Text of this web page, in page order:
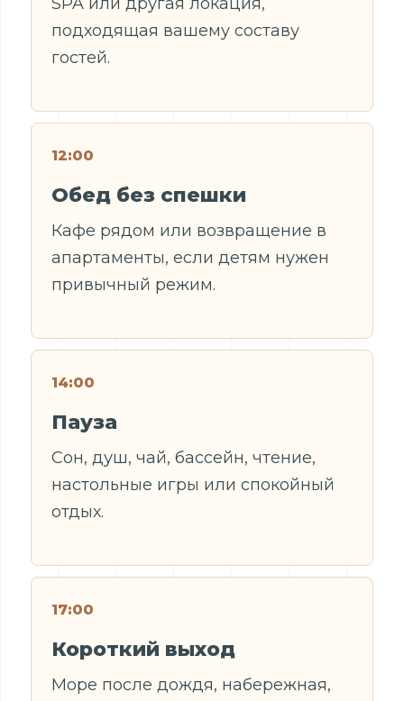
подходящая вашему составу
гостей.
12:00
Обед без спешки
Кафе рядом или возвращение в
апартаменты, если детям нужен
привычный режим.
14:00
Пауза
Сон, душ, чай, бассейн, чтение,
настольные игры или спокойный
отдых.
17:00
Короткий выход
Море после дождя, набережная,